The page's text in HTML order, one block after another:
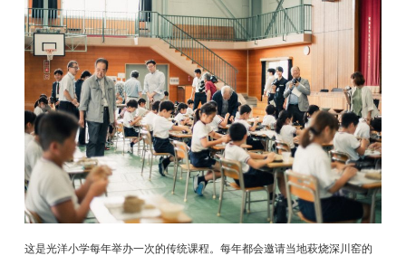
这是光洋小学每年举办一次的传统课程。每年都会邀请当地萩烧深川窑的